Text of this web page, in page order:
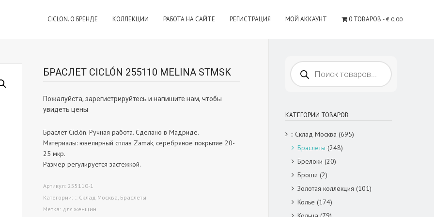
CICLON. О БРЕНДЕ КОЛЛЕКЦИИ РАБОТА НА САЙТЕ РЕГИСТРАЦИЯ МОЙ АККАУНТ 0 ТОВАРОВ € 0,00
БРАСЛЕТ CICLÓN 255110 MELINA STMSK
Пожалуйста, зарегистрируйтесь и напишите нам, чтобы
увидеть цены
Браслет Ciclón. Ручная работа. Сделано в Мадриде.
Материалы: ювелирный сплав Zamak, серебряное покрытие 20-
25 мкр.
Размер регулируется застежкой.
Артикул: 255110-1
Категории: :: Склад Москва, Браслеты
Метка: для женщин
Поиск
товаров
КАТЕГОРИИ ТОВАРОВ
:: Склад Москва (695)
Браслеты (248)
Брелоки (20)
Броши (2)
Золотая коллекция (101)
Колье (174)